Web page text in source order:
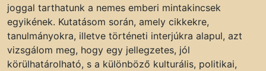
joggal tarthatunk a nemes emberi mintakincsek
egyikének. Kutatásom során, amely cikkekre,
tanulmányokra, illetve történeti interjúkra alapul, azt
vizsgálom meg, hogy egy jellegzetes, jól
körülhatárolható, s a különböző kulturális, politikai,